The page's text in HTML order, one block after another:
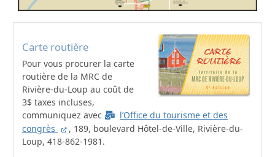
Carte routière
Pour vous procurer la carte
routière de la MRC de
Rivière-du-Loup au coût de
3$ taxes incluses,
communiquez avec
l’Office du tourisme et des
congrès
, 189, boulevard Hôtel-de-Ville, Rivière-du-
Loup, 418-862-1981.